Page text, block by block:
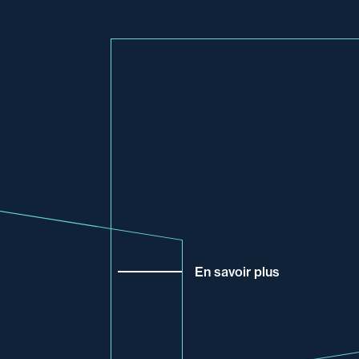
En savoir plus